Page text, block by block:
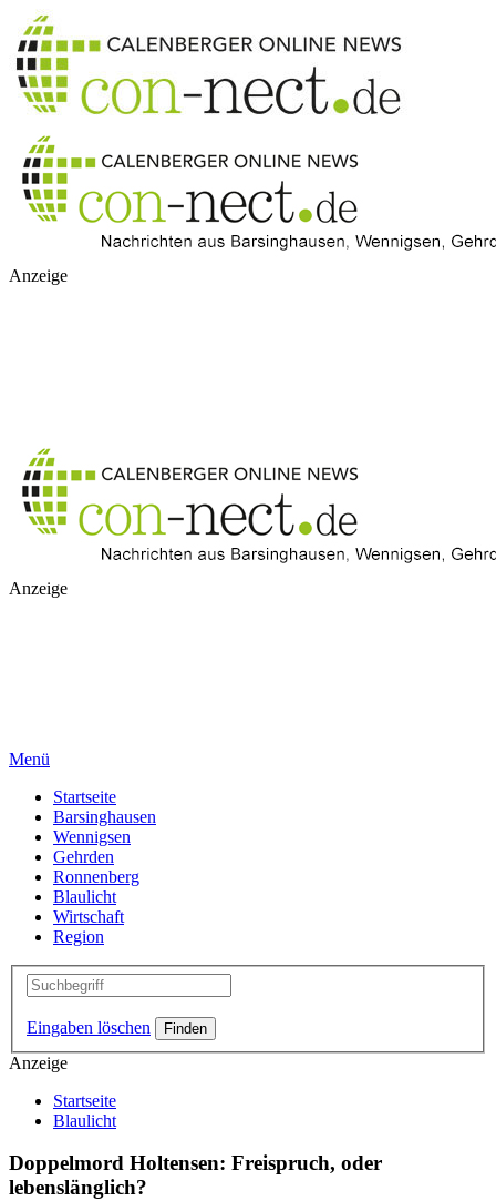
Anzeige
Anzeige
Menü
Startseite
Barsinghausen
Wennigsen
Gehrden
Ronnenberg
Blaulicht
Wirtschaft
Region
Eingaben löschen
Anzeige
Startseite
Blaulicht
Doppelmord Holtensen: Freispruch, oder
lebenslänglich?